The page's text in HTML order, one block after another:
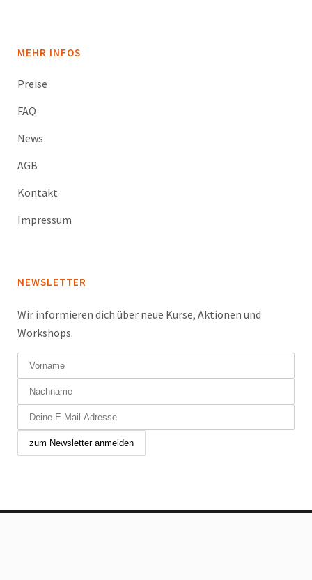
MEHR INFOS
Preise
FAQ
News
AGB
Kontakt
Impressum
NEWSLETTER
Wir informieren dich über neue Kurse, Aktionen und
Workshops.